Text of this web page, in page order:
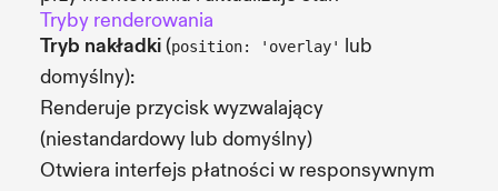
Tryby renderowania
Tryb nakładki(position: 'overlay' lub
domyślny):
Renderuje przycisk wyzwalający
(niestandardowy lub domyślny)
Otwiera interfejs płatności w responsywnym